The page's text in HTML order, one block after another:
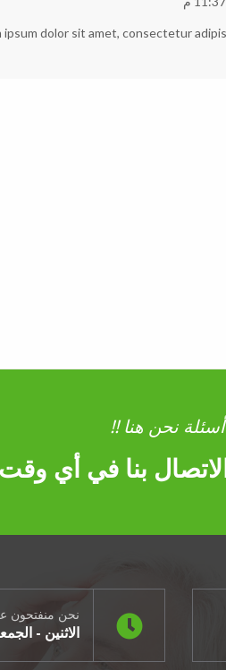
ipsum dolor sit amet, consectetur
نحن هنا !!
بنا في أي
نحن منفتحون
الاثنين - الجمعة: 8:00 حتي